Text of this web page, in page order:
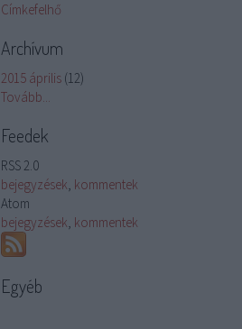
Címkefelhő
Archívum
2015 április (12)
Tovább...
Feedek
RSS 2.0
bejegyzések, kommentek
Atom
bejegyzések, kommentek
Egyéb